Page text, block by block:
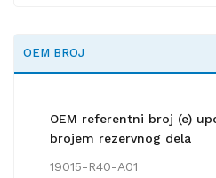
OEM BROJ
OEM referentni broj (e)
brojem rezervnog dela
19015-R40-A01